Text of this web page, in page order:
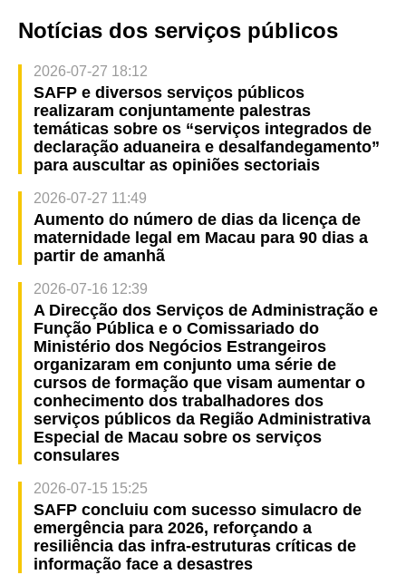
Notícias dos serviços públicos
2026-07-27 18:12
SAFP e diversos serviços públicos
realizaram conjuntamente palestras
temáticas sobre os “serviços integrados de
declaração aduaneira e desalfandegamento”
para auscultar as opiniões sectoriais
2026-07-27 11:49
Aumento do número de dias da licença de
maternidade legal em Macau para 90 dias a
partir de amanhã
2026-07-16 12:39
A Direcção dos Serviços de Administração e
Função Pública e o Comissariado do
Ministério dos Negócios Estrangeiros
organizaram em conjunto uma série de
cursos de formação que visam aumentar o
conhecimento dos trabalhadores dos
serviços públicos da Região Administrativa
Especial de Macau sobre os serviços
consulares
2026-07-15 15:25
SAFP concluiu com sucesso simulacro de
emergência para 2026, reforçando a
resiliência das infra-estruturas críticas de
informação face a desastres